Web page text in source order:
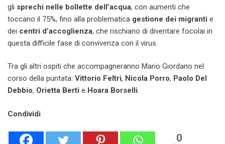
gli sprechi nelle bollette dell’acqua, con aumenti che
toccano il 75%, fino alla problematica gestione dei migranti e
dei centri d’accoglienza, che rischiano di diventare focolai in
questa difficile fase di convivenza con il virus.
Tra gli altri ospiti che accompagneranno Mario Giordano nel
corso della puntata: Vittorio Feltri, Nicola Porro, Paolo Del
Debbio, Orietta Berti e Hoara Borselli.
Condividi
0